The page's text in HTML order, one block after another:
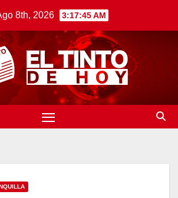
8th, 2026 3:17:46 AM